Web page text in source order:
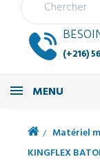
(+216)
MENU
Matériel
KINGFLEX